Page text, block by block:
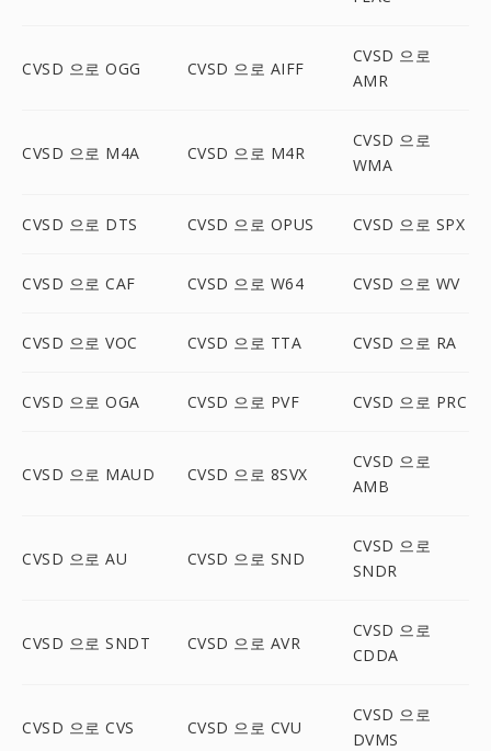
CVSD 으로 OGG CVSD 으로 AIFF
CVSD 으로
AMR
CVSD 으로 M4A CVSD 으로 M4R
CVSD 으로
WMA
CVSD 으로 DTS CVSD 으로 OPUS CVSD 으로 SPX
CVSD 으로 CAF CVSD 으로 W64 CVSD 으로 WV
CVSD 으로 VOC CVSD 으로 TTA CVSD 으로 RA
CVSD 으로 OGA CVSD 으로 PVF CVSD 으로 PRC
CVSD 으로 MAUD CVSD 으로 8SVX
CVSD 으로
AMB
CVSD 으로 AU CVSD 으로 SND
CVSD 으로
SNDR
CVSD 으로 SNDT CVSD 으로 AVR
CVSD 으로
CDDA
CVSD 으로 CVS CVSD 으로 CVU
CVSD 으로
DVMS